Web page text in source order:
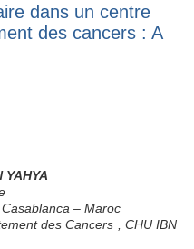
dans un centre
des cancers : A
YAHYA
– Maroc
des Cancers , CHU IBN